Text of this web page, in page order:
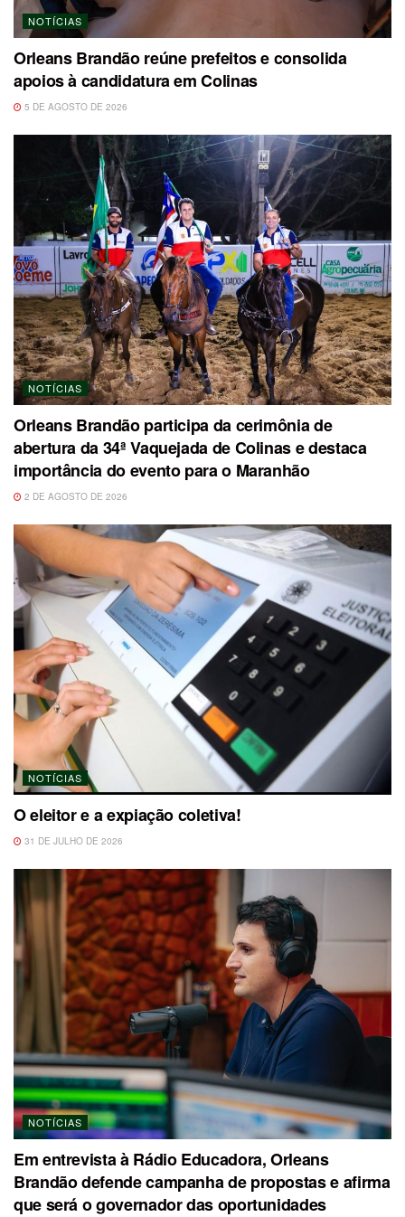
NOTÍCIAS
Orleans Brandão reúne prefeitos e consolida
apoios à candidatura em Colinas
5 DE AGOSTO DE 2026
NOTÍCIAS
Orleans Brandão participa da cerimônia de
abertura da 34ª Vaquejada de Colinas e destaca
importância do evento para o Maranhão
2 DE AGOSTO DE 2026
NOTÍCIAS
O eleitor e a expiação coletiva!
31 DE JULHO DE 2026
NOTÍCIAS
Em entrevista à Rádio Educadora, Orleans
Brandão defende campanha de propostas e afirma
que será o governador das oportunidades